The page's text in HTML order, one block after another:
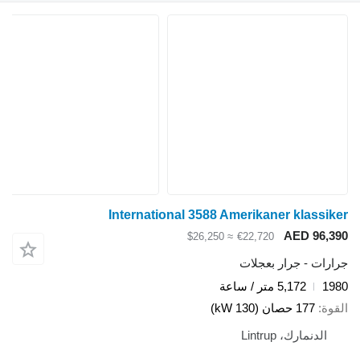
International 3588 Amerikaner
AED
€22,720
≈ $26,250
- جرار بعجلات
5,172 متر / ساعة
177 حصان (130 kW)
الدنمارك، Lintrup